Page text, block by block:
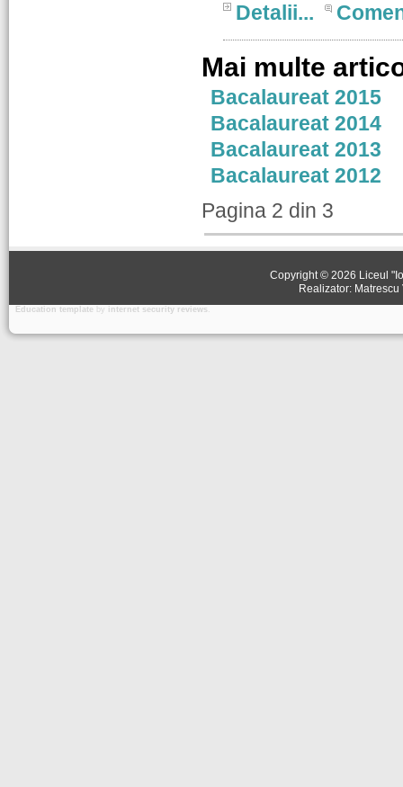
Detalii...
Mai multe
Bacalaureat 2015
Bacalaureat 2014
Bacalaureat 2013
Bacalaureat 2012
Pagina 2 din 3
Copyright © 2026 Liceul
Realizator:
Education template by internet security reviews .